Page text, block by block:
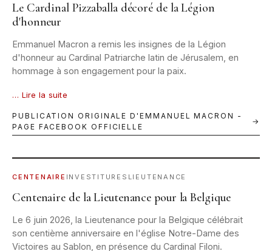
Le Cardinal Pizzaballa décoré de la Légion
d'honneur
Emmanuel Macron a remis les insignes de la Légion
d'honneur au Cardinal Patriarche latin de Jérusalem, en
hommage à son engagement pour la paix.
… Lire la suite
PUBLICATION ORIGINALE D'EMMANUEL MACRON -
PAGE FACEBOOK OFFICIELLE
→
CENTENAIRE INVESTITURES LIEUTENANCE
Centenaire de la Lieutenance pour la Belgique
Le 6 juin 2026, la Lieutenance pour la Belgique célébrait
son centième anniversaire en l'église Notre-Dame des
Victoires au Sablon, en présence du Cardinal Filoni.